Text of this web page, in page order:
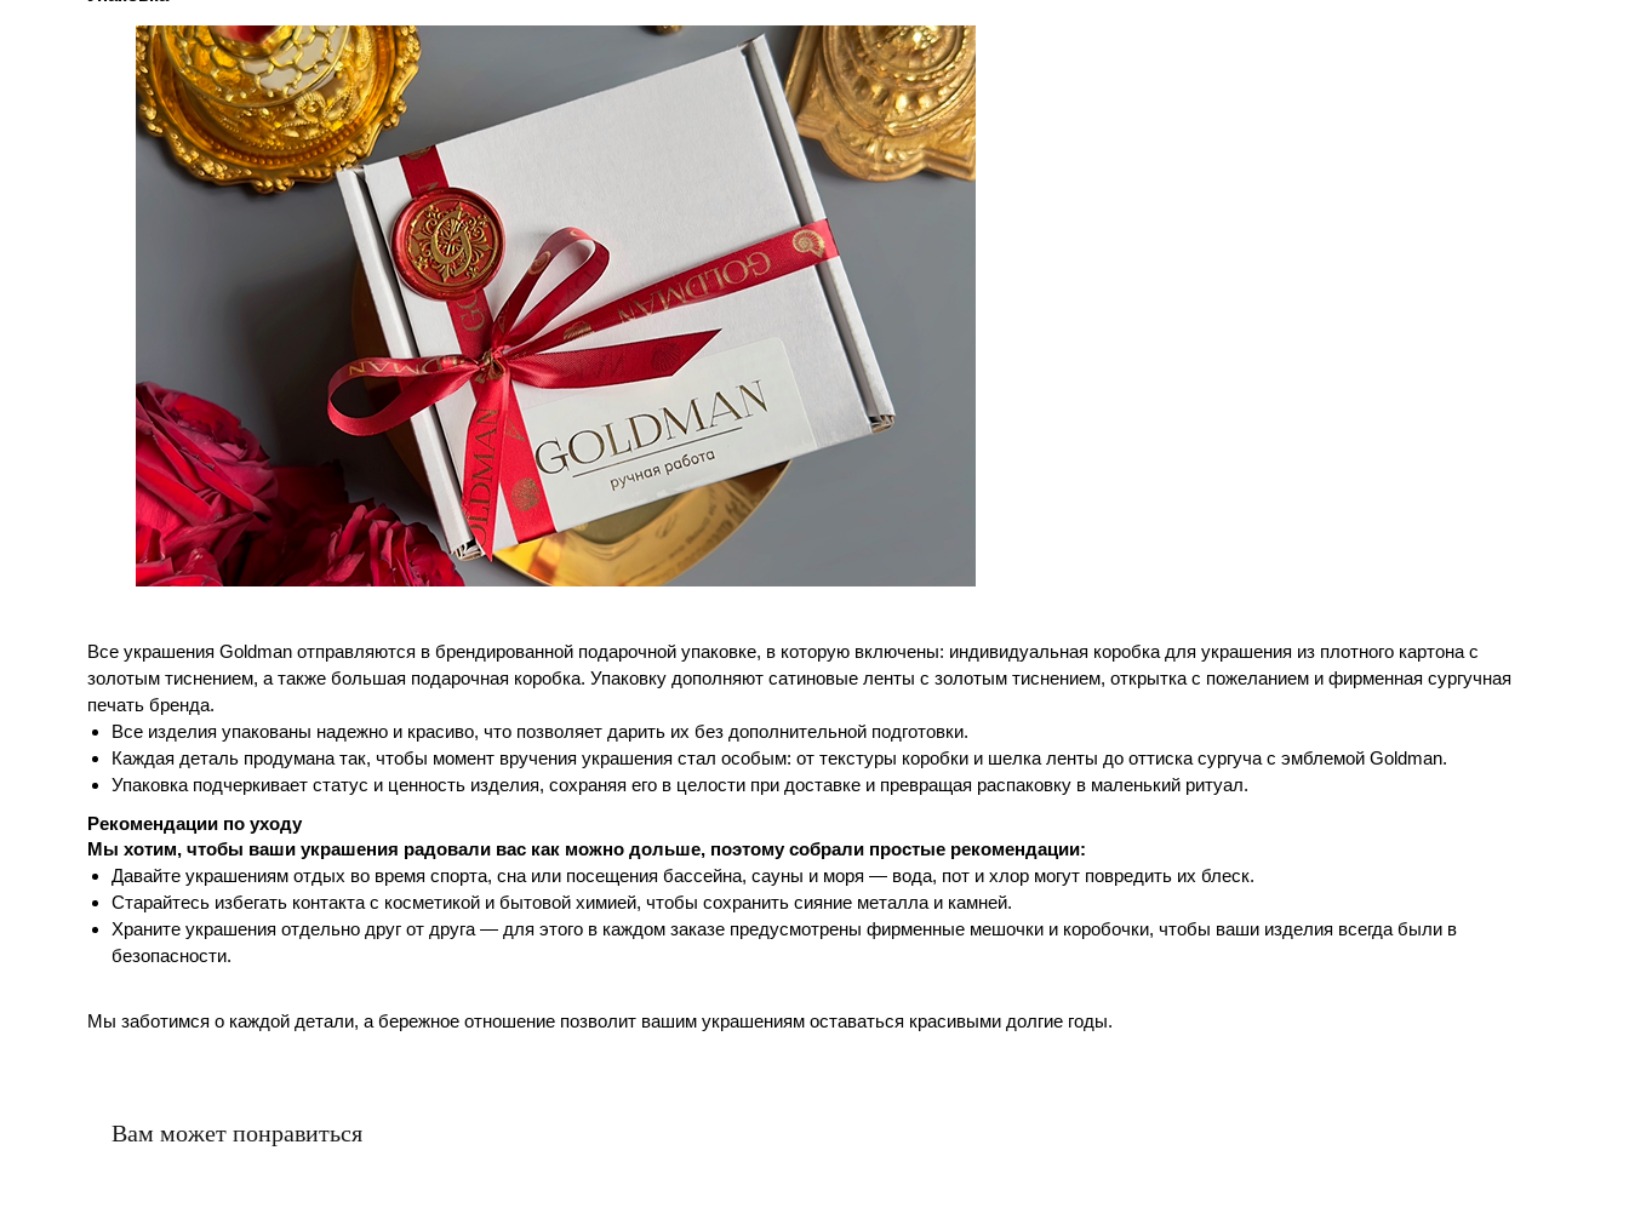
Все украшения Goldman отправляются в брендированной подарочной упаковке, в которую включены: индивидуальная коробка для украшения из плотного картона с
золотым тиснением, а также большая подарочная коробка. Упаковку дополняют сатиновые ленты с золотым тиснением, открытка с пожеланием и фирменная сургучная
печать бренда.
Все изделия упакованы надежно и красиво, что позволяет дарить их без дополнительной подготовки.
Каждая деталь продумана так, чтобы момент вручения украшения стал особым: от текстуры коробки и шелка ленты до оттиска сургуча с эмблемой Goldman.
Упаковка подчеркивает статус и ценность изделия, сохраняя его в целости при доставке и превращая распаковку в маленький ритуал.
Рекомендации по уходу
Мы хотим, чтобы ваши украшения радовали вас как можно дольше, поэтому собрали простые рекомендации:
Давайте украшениям отдых во время спорта, сна или посещения бассейна, сауны и моря — вода, пот и хлор могут повредить их блеск.
Старайтесь избегать контакта с косметикой и бытовой химией, чтобы сохранить сияние металла и камней.
Храните украшения отдельно друг от друга — для этого в каждом заказе предусмотрены фирменные мешочки и коробочки, чтобы ваши изделия всегда были в
безопасности.
Мы заботимся о каждой детали, а бережное отношение позволит вашим украшениям оставаться красивыми долгие годы.
Вам может понравиться